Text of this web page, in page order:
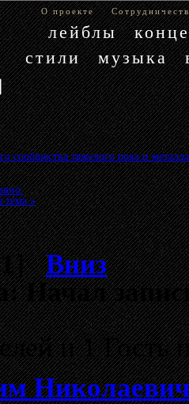
О проекте
лейблы
стили
музыка
сообщества тяжелого рока и металла
тема »
1]Вниз
Начал
и 1 Гость